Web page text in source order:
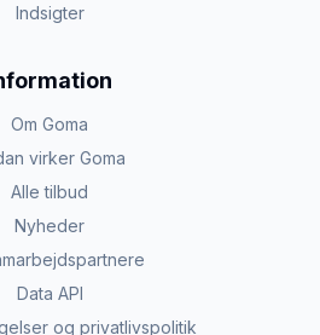
Indsigter
Om Goma
virker Goma
Alle tilbud
Nyheder
Data API
og privatlivspolitik